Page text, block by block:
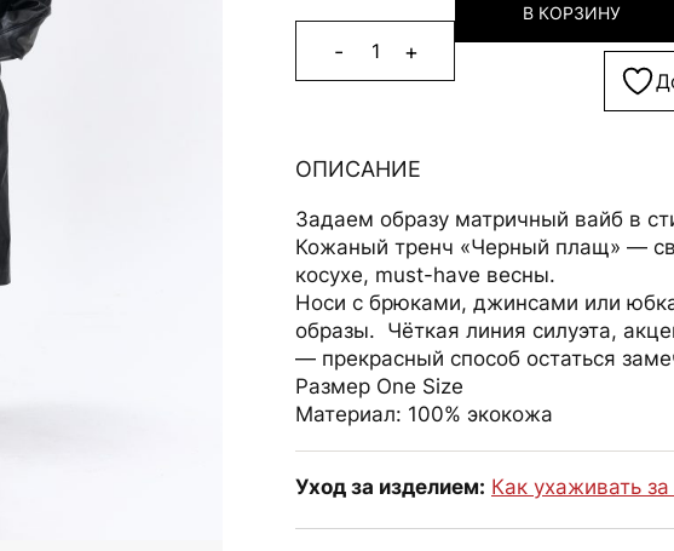
- 1 +
В КОРЗИНУ
Alternative:
ОПИСАНИЕ
Задаем образу матричный вайб в
Кожаный тренч «Черный плащ» —
косухе, must-have весны.
Носи с брюками, джинсами или
образы. Чёткая линия силуэта,
— прекрасный способ остаться
Размер One Size
Материал: 100% экокожа
Уход за изделием: Как ухаживать